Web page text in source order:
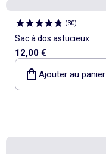
(30)
Sac à dos astucieux
12,00 €
Ajouter au panier